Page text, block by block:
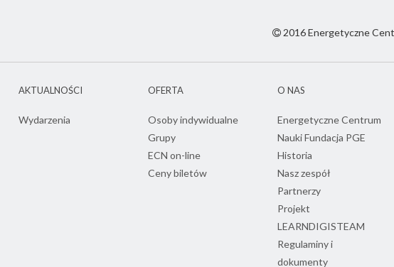
2016 Energetyczne
AKTUALNOŚCI
Wydarzenia
OFERTA
Osoby indywidualne
Grupy
ECN on-line
Ceny biletów
O NAS
Energetyczne Centrum
Nauki Fundacja PGE
Historia
Nasz zespół
Partnerzy
Projekt
LEARNDIGISTEAM
Regulaminy i
dokumenty